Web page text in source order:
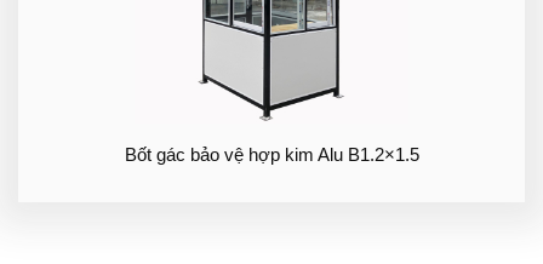
Bốt gác bảo vệ hợp kim Alu B1.2×1.5